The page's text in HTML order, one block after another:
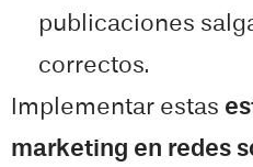
publicaciones
correctos.
Implementar estas
marketing en redes